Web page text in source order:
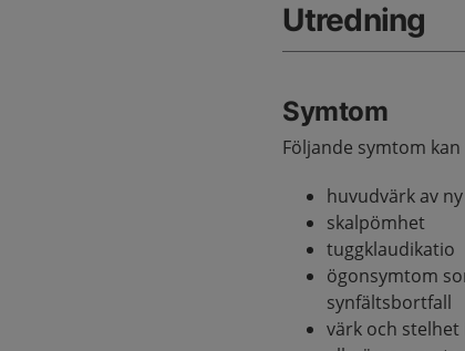
Utredning
Symtom
Följande symtom
huvudvärk av
skalpömhet
tuggklaudikatio
ögonsymtom
synfältsbortfall
värk och